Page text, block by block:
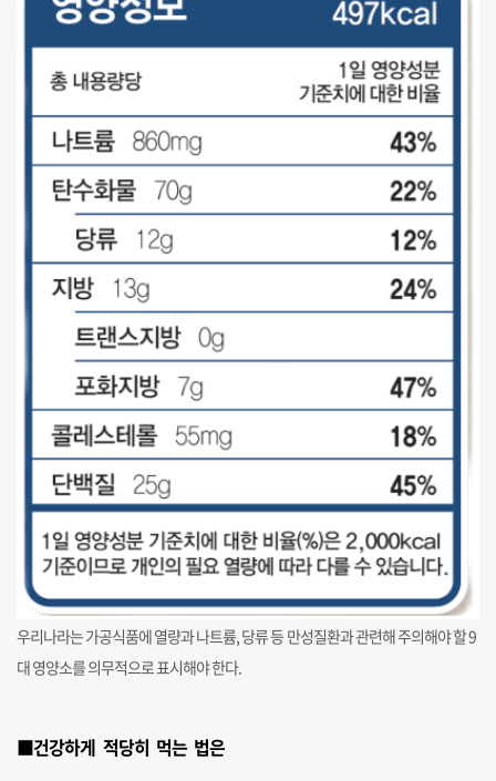
우리나라는 가공식품에 열량과 나트륨, 당류 등 만성질환과 관련해 주의해야 할 9
대 영양소를 의무적으로 표시해야 한다.
■건강하게 적당히 먹는 법은